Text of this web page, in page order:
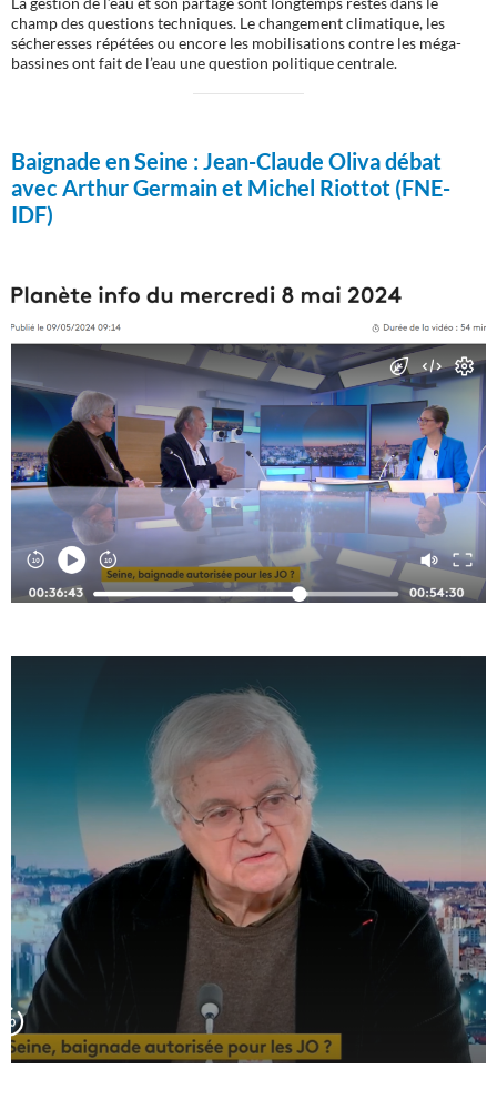
champ des questions techniques. Le changement climatique, les
sécheresses répétées ou encore les mobilisations contre les méga-
bassines ont fait de l’eau une question politique centrale.
Baignade en Seine :Jean-Claude Oliva débat
avec Arthur Germain et Michel Riottot (FNE-
IDF)